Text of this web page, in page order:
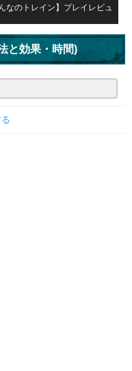
なのトレイン】プレイレビュ
と効果・時間)